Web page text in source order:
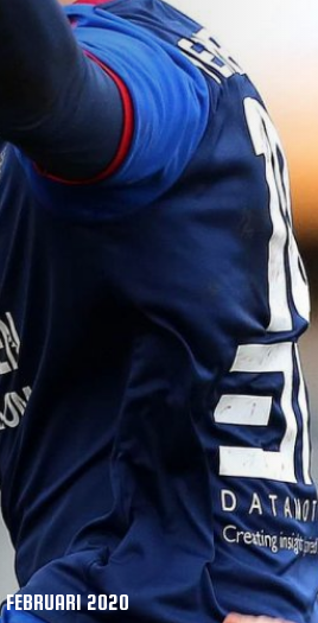
FEBRUARI 2020
VACATURES
CONTACTEER ONS